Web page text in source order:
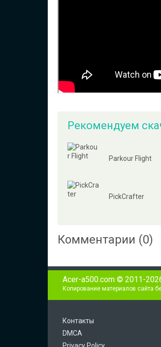
Рекомендуем
Parkour Flight
PickCrafter
Комментарии (0)
Acer-a500.com © 2011-
Копирование материалов сайта
Контакты
DMCA